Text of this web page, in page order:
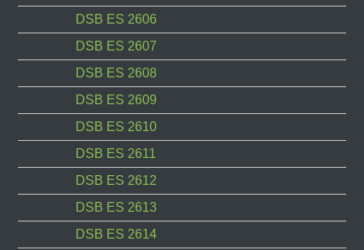
DSB ES 2606
DSB ES 2607
DSB ES 2608
DSB ES 2609
DSB ES 2610
DSB ES 2611
DSB ES 2612
DSB ES 2613
DSB ES 2614